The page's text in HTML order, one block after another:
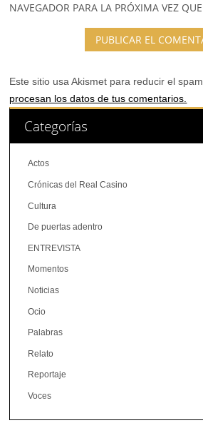
NAVEGADOR PARA LA PRÓXIMA VEZ
Este sitio usa Akismet para reducir el
procesan los datos de tus comentarios.
Categorías
Actos
Crónicas del Real Casino
Cultura
De puertas adentro
ENTREVISTA
Momentos
Noticias
Ocio
Palabras
Relato
Reportaje
Voces